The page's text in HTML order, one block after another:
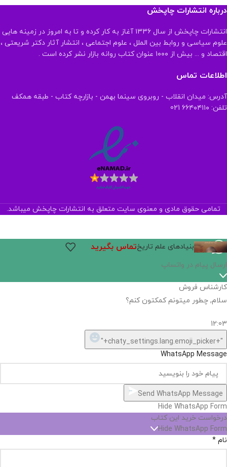
درباره انتشارات چاپخش
انتشارات چاپخش از سال ۱۳۳۶ آغاز به کار کرده و تا به امروز در زمینه هایی
علوم سیاسی و روابط بین الملل ، علوم اجتماعی ، انتشار آثار دکتر شریعتی ،
اقتصاد و ... بیش از ۱۰۰۰ عنوان کتاب روانه بازار نشر کرده است .
اطلاعات تماس
آدرس: میدان انقلاب - روبروی سینما بهمن - بازارچه کتاب - طبقه همکف
تلفن: ۶۶۴۰۴۱۱۰ 021
تمامی حقوق مادی و معنوی سایت متعلق به انتشارات چاپخش میباشد.
بنیادهای علم تاریختماس بگیرید
اگر
نیست,
شاید
بتونیم
تهیه
Open
chaty
Hide
chaty
ارسال پیام در واتساپ
کارشناس فروش
سلام, چطور میتونم کمکتون کنم؟